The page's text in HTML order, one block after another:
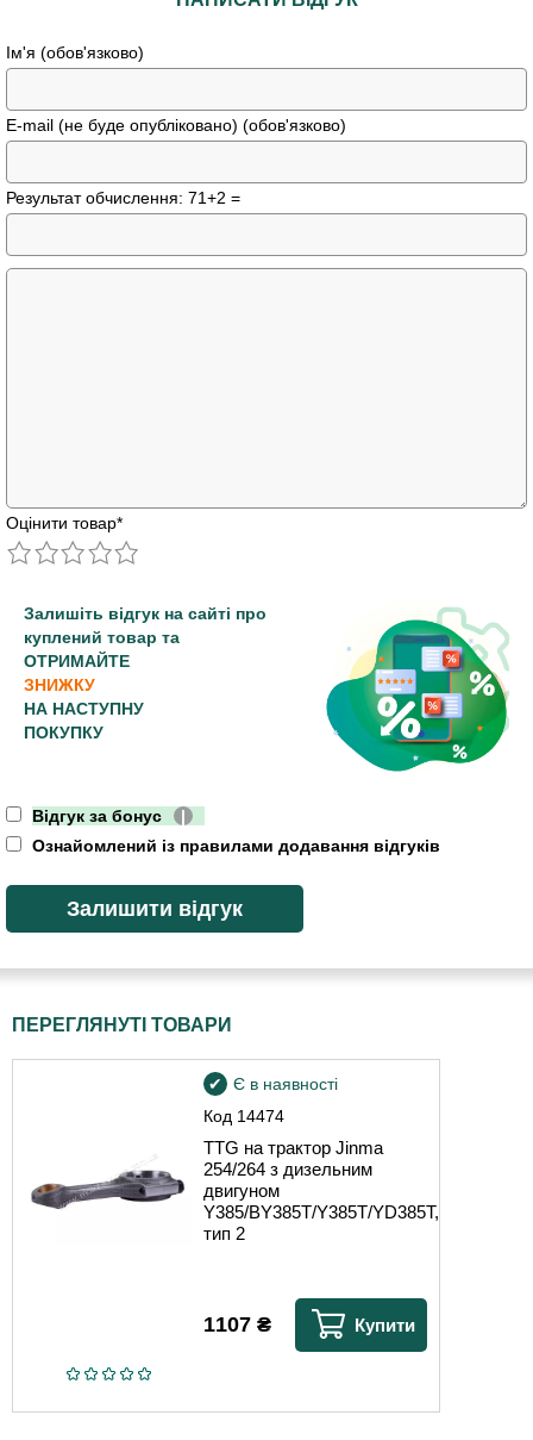
Ім'я (обов'язково)
E-mail (не буде опубліковано) (обов'язково)
Результат обчислення: 71+2 =
Оцінити товар*
Залишіть відгук на сайті про
куплений товар та
ОТРИМАЙТЕ
ЗНИЖКУ
НА НАСТУПНУ
ПОКУПКУ
Відгук за бонус
|
Ознайомлений із правилами додавання відгуків
ПЕРЕГЛЯНУТІ ТОВАРИ
Код 14474
Є в наявності
TTG на трактор Jinma
254/264 з дизельним
двигуном
Y385/BY385T/Y385T/YD385T,
тип 2
1107 ₴ Купити